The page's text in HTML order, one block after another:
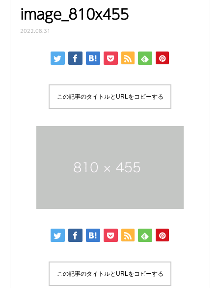
image_810x455
2022.08.31
この記事のタイトルとURLをコピーする
この記事のタイトルとURLをコピーする